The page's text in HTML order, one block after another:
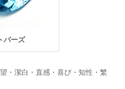
パーズ
・潔白・直感・喜び・知性・繁